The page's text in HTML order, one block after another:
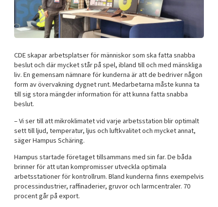
Shaping cities and regions
East Sweden Tech Women
Reversed mentorship
Current offers and activities
Upscaling
Talent & skills
Startup & industry collaboration
Offers to boost your business
Funding opportunities
Our community of companies
Projects
Publications
Project toolbox
Our clusters
Reach out to us
Locations
Today's lunch in Mjärdevi
CDE skapar arbetsplatser för människor som ska fatta snabba
beslut och där mycket står på spel, ibland till och med mänskliga
liv. En gemensam nämnare för kunderna är att de bedriver någon
form av övervakning dygnet runt. Medarbetarna måste kunna ta
till sig stora mängder information för att kunna fatta snabba
beslut.
– Vi ser till att mikroklimatet vid varje arbetsstation blir optimalt
sett till ljud, temperatur, ljus och luftkvalitet och mycket annat,
säger Hampus Schäring.
Hampus startade företaget tillsammans med sin far. De båda
brinner för att utan kompromisser utveckla optimala
arbetsstationer för kontrollrum. Bland kunderna finns exempelvis
processindustrier, raffinaderier, gruvor och larmcentraler. 70
procent går på export.